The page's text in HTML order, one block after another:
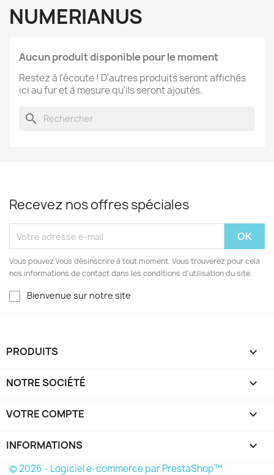
NUMERIANUS
Aucun produit disponible pour le moment
Restez à l'écoute ! D'autres produits seront affichés
ici au fur et à mesure qu'ils seront ajoutés.
search
Recevez nos offres spéciales
Vous pouvez vous désinscrire à tout moment. Vous trouverez pour cela
nos informations de contact dans les conditions d'utilisation du site.
Bienvenue sur notre site
PRODUITS 
NOTRE SOCIÉTÉ 
VOTRE COMPTE 
INFORMATIONS keyboard_arrow_down
© 2026 - Logiciel e-commerce par PrestaShop™